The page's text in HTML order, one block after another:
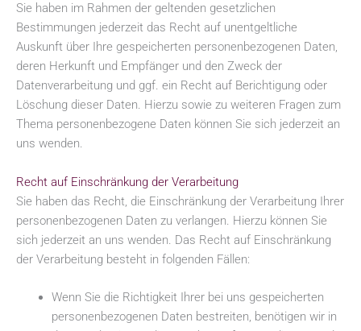
Sie haben im Rahmen der geltenden gesetzlichen
Bestimmungen jederzeit das Recht auf unentgeltliche
Auskunft über Ihre gespeicherten personenbezogenen Daten,
deren Herkunft und Empfänger und den Zweck der
Datenverarbeitung und ggf. ein Recht auf Berichtigung oder
Löschung dieser Daten. Hierzu sowie zu weiteren Fragen zum
Thema personenbezogene Daten können Sie sich jederzeit an
uns wenden.
Recht auf Einschränkung der Verarbeitung
Sie haben das Recht, die Einschränkung der Verarbeitung Ihrer
personenbezogenen Daten zu verlangen. Hierzu können Sie
sich jederzeit an uns wenden. Das Recht auf Einschränkung
der Verarbeitung besteht in folgenden Fällen:
Wenn Sie die Richtigkeit Ihrer bei uns gespeicherten
personenbezogenen Daten bestreiten, benötigen wir in